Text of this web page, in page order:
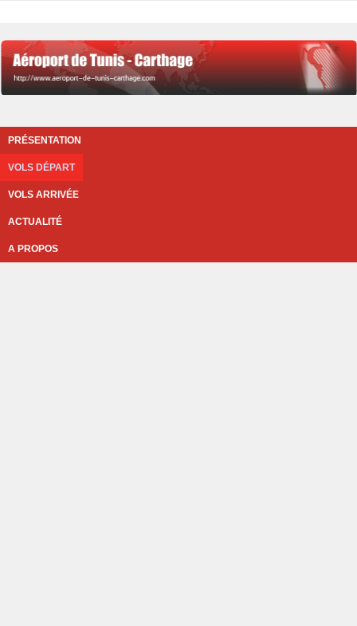
PRÉSENTATION
VOLS DÉPART
VOLS ARRIVÉE
ACTUALITÉ
A PROPOS